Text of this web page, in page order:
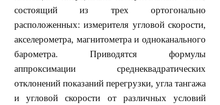
состоящий из трех ортогонально
расположенных: измерителя угловой скорости,
акселерометра, магнитометра и одноканального
барометра. Приводятся формулы
аппроксимации среднеквадратических
отклонений показаний перегрузки, угла тангажа
и угловой скорости от различных условий